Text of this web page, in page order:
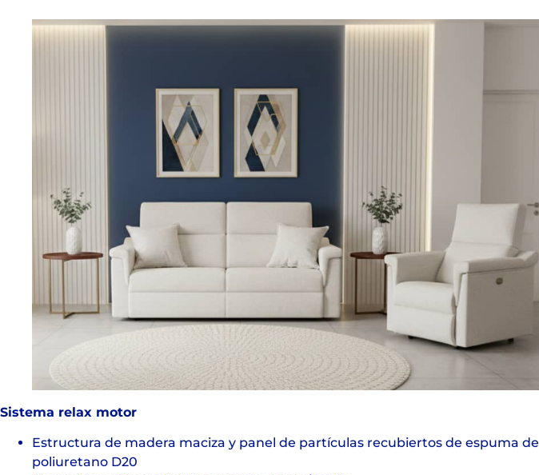
Sistema relax motor
Estructura de madera maciza y panel de partículas recubiertos de espuma de
poliuretano D20